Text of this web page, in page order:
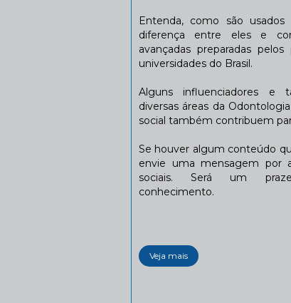
Entenda, como são
diferença entre eles e
avançadas preparadas
universidades do Brasil.
Alguns influenciadores e
diversas áreas da
social também contribuem
Se houver algum conteúdo
envie uma mensagem por
sociais. Será um
conhecimento.
Veja mais